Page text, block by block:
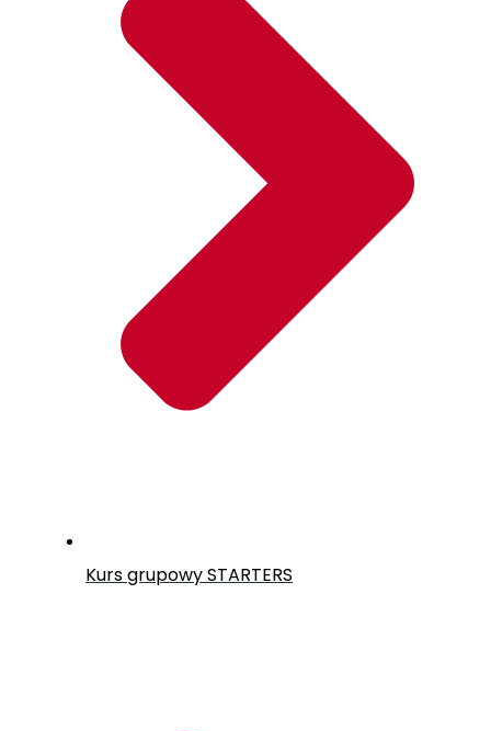
Kurs grupowySTARTERS